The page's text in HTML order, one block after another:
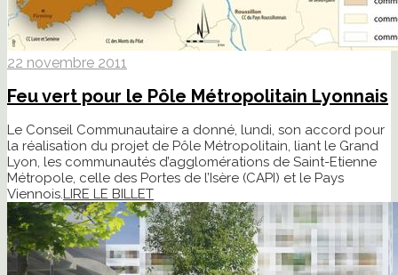
22 novembre 2011
Feu vert pour le Pôle Métropolitain Lyonnais
Le Conseil Communautaire a donné, lundi, son accord pour
la réalisation du projet de Pôle Métropolitain, liant le Grand
Lyon, les communautés d’agglomérations de Saint-Etienne
Métropole, celle des Portes de l’Isère (CAPI) et le Pays
Viennois.LIRE LE BILLET